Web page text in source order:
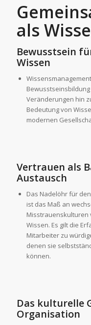
als
Bewusstsein
Wissen
Veränderungen hin
Bedeutung von
modernen
Vertrauen als
Austausch
Das Nadelöhr für
ist das Maß an
Misstrauenskulturen
Wissen. Es gilt die
Mitarbeiter zu
denen sie
können.
Das kulturelle
Organisation